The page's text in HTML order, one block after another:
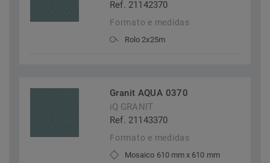
Ref. 21142370
Formato e medidas
Rolo 2x25m
Granit AQUA 0370
iQ GRANIT
Ref. 21143370
Formato e medidas
Mosaico 610 mm x 610 mm